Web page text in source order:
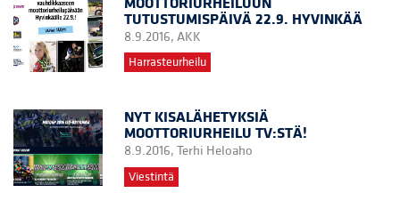
TUTUSTUMISPÄIVÄ 22.9. HYVINKÄÄ
8.9.2016, AKK
Harrasteurheilu
NYT KISALÄHETYKSIÄ
MOOTTORIURHEILU TV:STÄ!
8.9.2016, Terhi Heloaho
Viestintä